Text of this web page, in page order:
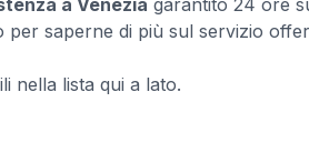
a Venezia garantito 24 ore
saperne di più sul servizio
nella lista qui a lato.